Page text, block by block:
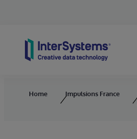
Home Impulsions France